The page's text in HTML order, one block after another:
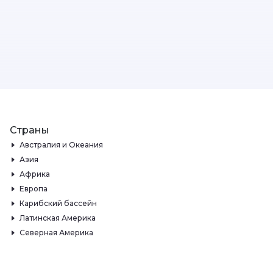
Страны
Австралия и Океания
Азия
Африка
Европа
Карибский бассейн
Латинская Америка
Северная Америка